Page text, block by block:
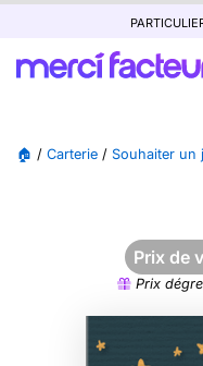
🏠 / Carterie / Souhaiter un
Prix de
Prix